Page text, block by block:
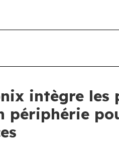
intègre les
périphérie